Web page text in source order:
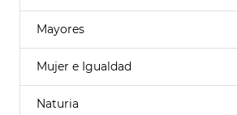
Mayores
Mujer e Igualdad
Naturia